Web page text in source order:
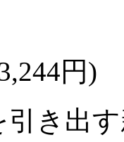
円)
引き出